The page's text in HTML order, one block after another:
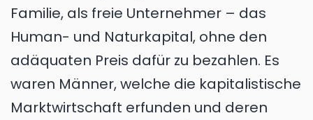
Familie, als freie Unternehmer – das
Human- und Naturkapital, ohne den
adäquaten Preis dafür zu bezahlen. Es
waren Männer, welche die kapitalistische
Marktwirtschaft erfunden und deren